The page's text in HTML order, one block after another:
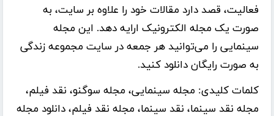
فعالیت، قصد دارد مقالات خود را علاوه بر سایت، به
صورت یک مجله الکترونیک ارایه دهد. این مجله
سینمایی را می‌توانید هر جمعه در سایت مجموعه زندگی
به صورت رایگان دانلود کنید.
کلمات کلیدی: مجله سینمایی، مجله سوگنو، نقد فیلم،
مجله نقد سینما، نقد سینما، مجله نقد فیلم، دانلود مجله